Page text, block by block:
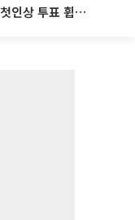
‘나솔사계’ 국화, 결별 후 재등장⋯첫인상 투표 휩쓸고 ‘인기녀’ 등극